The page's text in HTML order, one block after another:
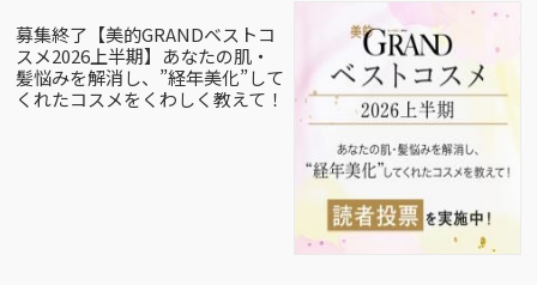
募集終了【美的GRANDベストコ
スメ2026上半期】あなたの肌・
髪悩みを解消し、”経年美化”して
くれたコスメをくわしく教えて！